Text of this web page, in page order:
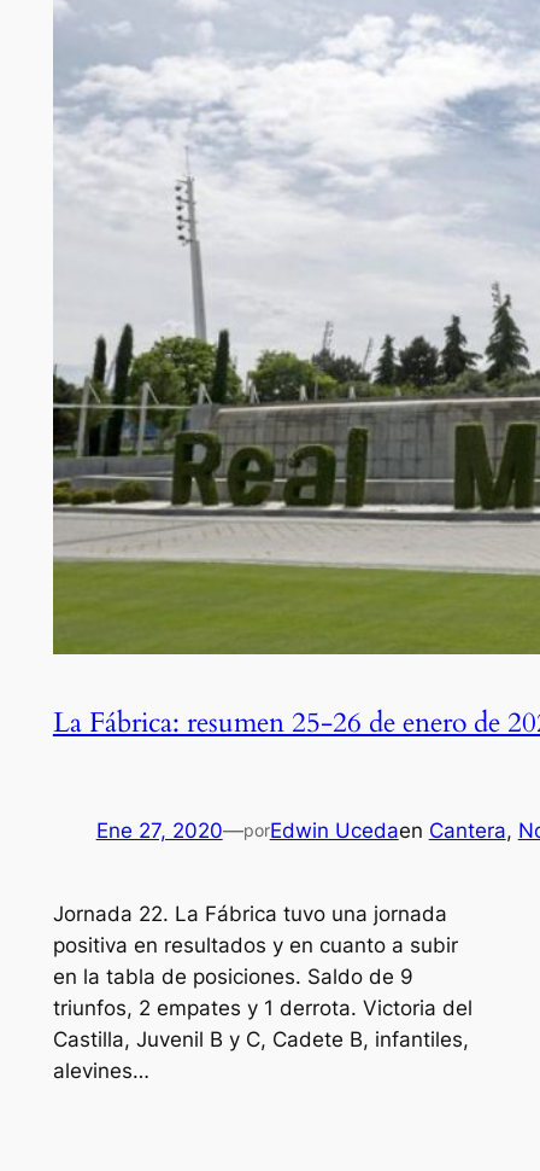
La Fábrica: resumen 25-26 de enero de
Ene 27, 2020—porEdwin Ucedaen Cantera,
Jornada 22. La Fábrica tuvo una jornada
positiva en resultados y en cuanto a subir
en la tabla de posiciones. Saldo de 9
triunfos, 2 empates y 1 derrota. Victoria del
Castilla, Juvenil B y C, Cadete B, infantiles,
alevines…